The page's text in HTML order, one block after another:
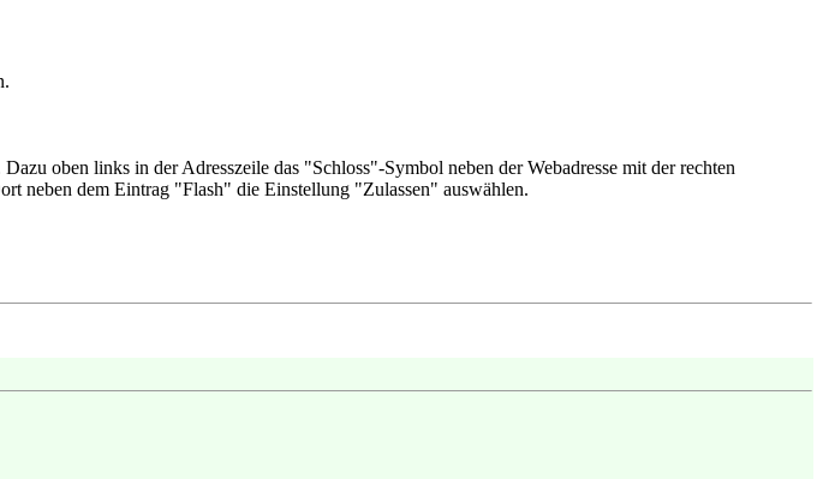
oben links in der Adresszeile das "Schloss"-Symbol neben der Webadresse mit der rechten
neben dem Eintrag "Flash" die Einstellung "Zulassen" auswählen.